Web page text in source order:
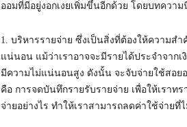
ออมที่มีอยู่งอกเงยเพิ่มขึ้นอีกด้วย โดยบทควา
1. บริหารรายจ่าย ซึ่งเป็นสิ่งที่ต้องให้ความสำ
แน่นอน แม้ว่าเราอาจจะมีรายได้ประจำจา
มีความไม่แน่นอนสูง ดังนั้น จะจับจ่ายใช้สอย
คือ การจดบันทึกรายรับรายจ่าย เพื่อให้เราท
จ่ายอย่างไร ทำให้เราสามารถลดค่าใช้จ่ายที่